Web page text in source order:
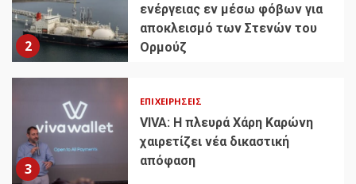
2
ενέργειας εν μέσω φόβων για
αποκλεισμό των Στενών του
Ορμούζ
3
ΕΠΙΧΕΙΡΉΣΕΙΣ
VIVA: Η πλευρά Χάρη Καρώνη
χαιρετίζει νέα δικαστική
απόφαση